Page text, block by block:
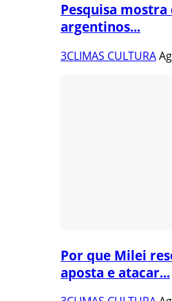
Pesquisa mostra
argentinos...
3CLIMAS CULTURA
Por que Milei
aposta e atacar...